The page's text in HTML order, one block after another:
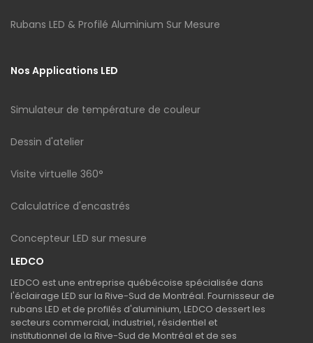
Rubans LED & Profilé Aluminium Sur Mesure
Nos Applications LED
Simulateur de température de couleur
Dessin d'atelier
Visite virtuelle 360°
Calculatrice d'encastrés
Concepteur LED sur mesure
LEDCO
LEDCO est une entreprise québécoise spécialisée dans
l'éclairage LED sur la Rive-Sud de Montréal. Fournisseur de
rubans LED et de profilés d'aluminium, LEDCO dessert les
secteurs commercial, industriel, résidentiel et
institutionnel de la Rive-Sud de Montréal et de ses